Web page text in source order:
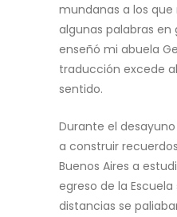
mundanas a los
algunas palabras
enseñó mi abuela
traducción excede
sentido.
Durante el
a construir
Buenos Aires a
egreso de la
distancias se